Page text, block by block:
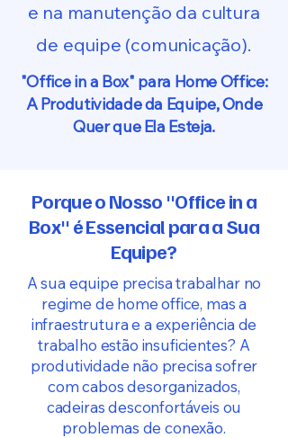
e na manutenção da cultura
de equipe (comunicação).
"Office in a Box" para Home Office:
A Produtividade da Equipe, Onde
Quer que Ela Esteja.
Porque o Nosso "Office in a
Box" é Essencial para a Sua
Equipe?
A sua equipe precisa trabalhar no
regime de home office, mas a
infraestrutura e a experiência de
trabalho estão insuficientes? A
produtividade não precisa sofrer
com cabos desorganizados,
cadeiras desconfortáveis ou
problemas de conexão.